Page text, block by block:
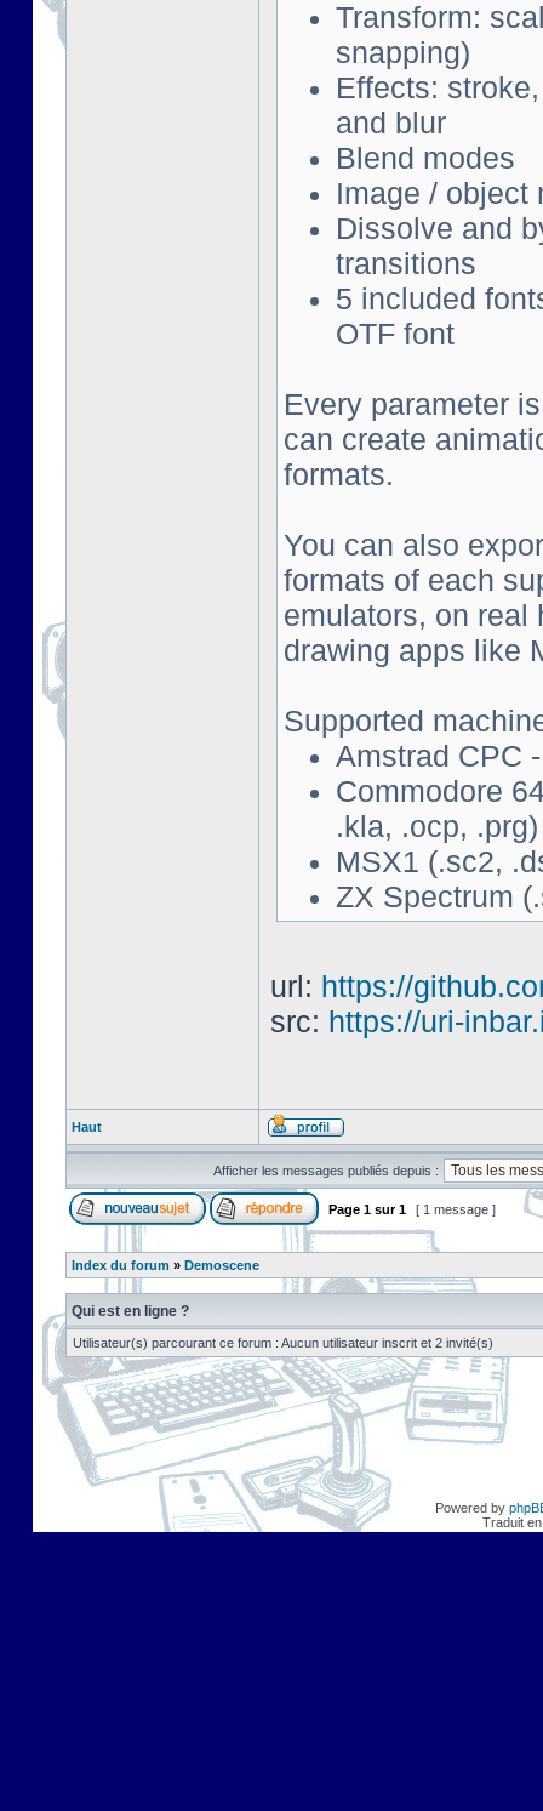
Transform:
snapping)
Effects:
and blur
Blend modes
Image / object
Dissolve and
transitions
5 included
OTF font
Every parameter
can create
formats.
You can also
formats of each
emulators, on real
drawing apps like
Supported
Amstrad CPC
Commodore
.kla, .ocp, .prg)
MSX1 (.sc2,
ZX Spectrum
url: https://
src: https://uri-
Haut
Afficher les messages publiés depuis :
Page 1 sur1 [ 1 message ]
Index du forum » Demoscene
Qui est en ligne ?
Utilisateur(s) parcourant ce forum : Aucun utilisateur inscrit et 2 invité(s)
Powered by
Traduit